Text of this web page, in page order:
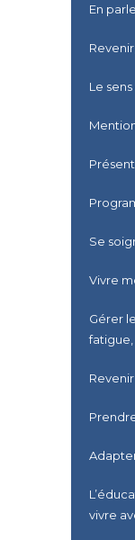
En
Le
Se
Vivre
Gérer
vivre